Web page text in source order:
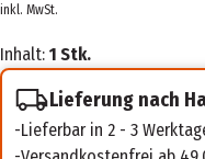
inkl. MwSt.
Inhalt: 1 Stk.
Lieferung nach
Lieferbar in 2 - 3